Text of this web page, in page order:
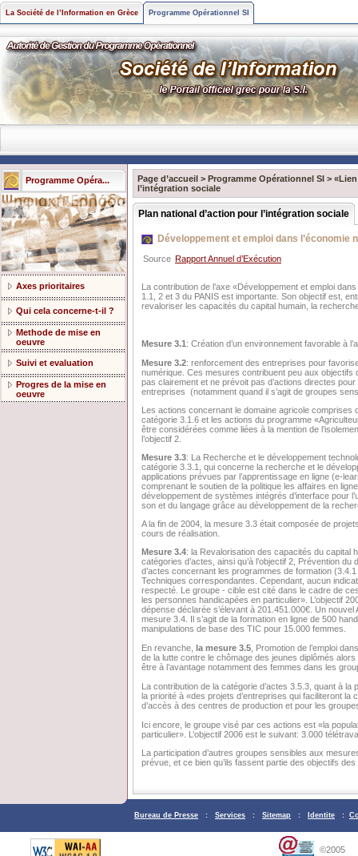
La Société de l’Information en Grèce Programme Opérationnel SI
Programme Opéra...
Axes prioritaires
Qui cela concerne-t-il ?
Methode de mise en
oeuvre
Suivi et evaluation
Progres de la mise en
oeuvre
Page d’accueil > Programme Opérationnel SI >
l’intégration sociale
Plan national d’action pour l’intégration sociale
Développement et emploi dans l’économie
Source Rapport Annuel d’Exécution
La contribution de l’axe «Développement et emploi
1.1, 2 et 3 du PANIS est importante. Son objectif est,
revaloriser les capacités du capital humain, la
Mesure 3.1: Création d’un environnement favorable à
Mesure 3.2: renforcement des entreprises pour
numérique. Ces mesures contribuent peu aux objectifs
pas clairement et ne prévoit pas d’actions directes
entreprises (notamment quand il s’agit de groupes
Les actions concernant le domaine agricole
catégorie 3.1.6 et les actions du programme
être considérées comme liées à la mention de
l’objectif 2.
Mesure 3.3: La Recherche et le développement
catégorie 3.3.1, qui concerne la recherche et le
applications prévues par l’apprentissage en ligne (e-
comprenant le soutien de la politique les affaires en
développement de systèmes intégrés d’interface pour
son et du langage grâce au développement de la
A la fin de 2004, la mesure 3.3 était composée de
cours de réalisation.
Mesure 3.4: la Revalorisation des capacités du capital
catégories d’actes, ainsi qu’à l’objectif 2, Prévention
d’actes concernant les programmes de formation
Techniques correspondantes. Cependant, aucun
respecté. Le groupe - cible est cité dans le cadre de
les personnes handicapées en particulier». L’objectif
dépense déclarée s’élevant à 201.451.000€. Un
mesure 3.4. Il s’agit de la formation en ligne de 500
manipulations de base des TIC pour 15.000 femmes.
En revanche,
la mesure 3.5 , Promotion de l’emploi
de la lutte contre le chômage des jeunes diplômés
être à l’avantage notamment des femmes dans les
La contribution de la catégorie d’actes 3.5.3, quant à
la priorité à «des projets d’entreprises qui faciliteront
d’accès à des centres de production et pour les
Ici encore, le groupe visé par ces actions est «la
particulier». L’objectif 2006 est le suivant: 3.000
La participation d’autres groupes sensibles aux
prévue, et ce bien qu’ils fassent partie des objectifs
Bureau de Presse : Services : Sitemap : Identite :
©2005